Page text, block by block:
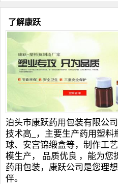
了解康跃
泊头市康跃药用包装有限公
技术高_，主要生产药用塑料
球、安宫锦缎盒等，制作工
模生产， 品质优良 ，能为您
药用包装，康跃公司是您理
伴。